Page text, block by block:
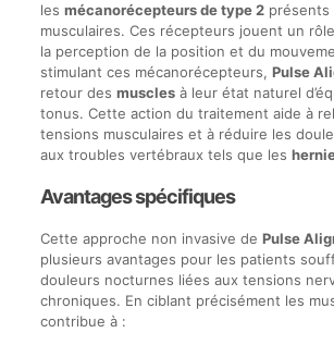
les mécanorécepteurs de type 2présents
musculaires. Ces récepteurs jouent un
la perception de la position et du
stimulant ces mécanorécepteurs, Pulse
retour des musclesà leur état naturel
tonus. Cette action du traitement aide à
tensions musculaires et à réduire les
aux troubles vertébraux tels que les
Avantages spécifiques
Cette approche non invasive de Pulse
plusieurs avantages pour les patients
douleurs nocturnes liées aux tensions
chroniques. En ciblant précisément les
contribue à :